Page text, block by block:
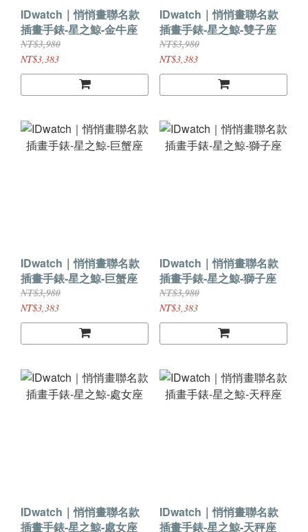
IDwatch｜悄悄畫聯名款
插畫手錶-星之鯨-金牛座
NT$3,980
NT$3,383
IDwatch｜悄悄畫聯名款
插畫手錶-星之鯨-雙子座
NT$3,980
NT$3,383
IDwatch｜悄悄畫聯名款
插畫手錶-星之鯨-巨蟹座
NT$3,980
NT$3,383
IDwatch｜悄悄畫聯名款
插畫手錶-星之鯨-獅子座
NT$3,980
NT$3,383
IDwatch｜悄悄畫聯名款
插畫手錶-星之鯨-處女座
IDwatch｜悄悄畫聯名款
插畫手錶-星之鯨-天秤座